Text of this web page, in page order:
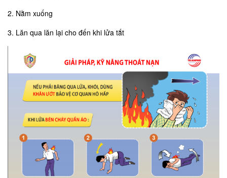
2. Nằm xuống
3. Lăn qua lăn lại cho đến khi lửa tắt